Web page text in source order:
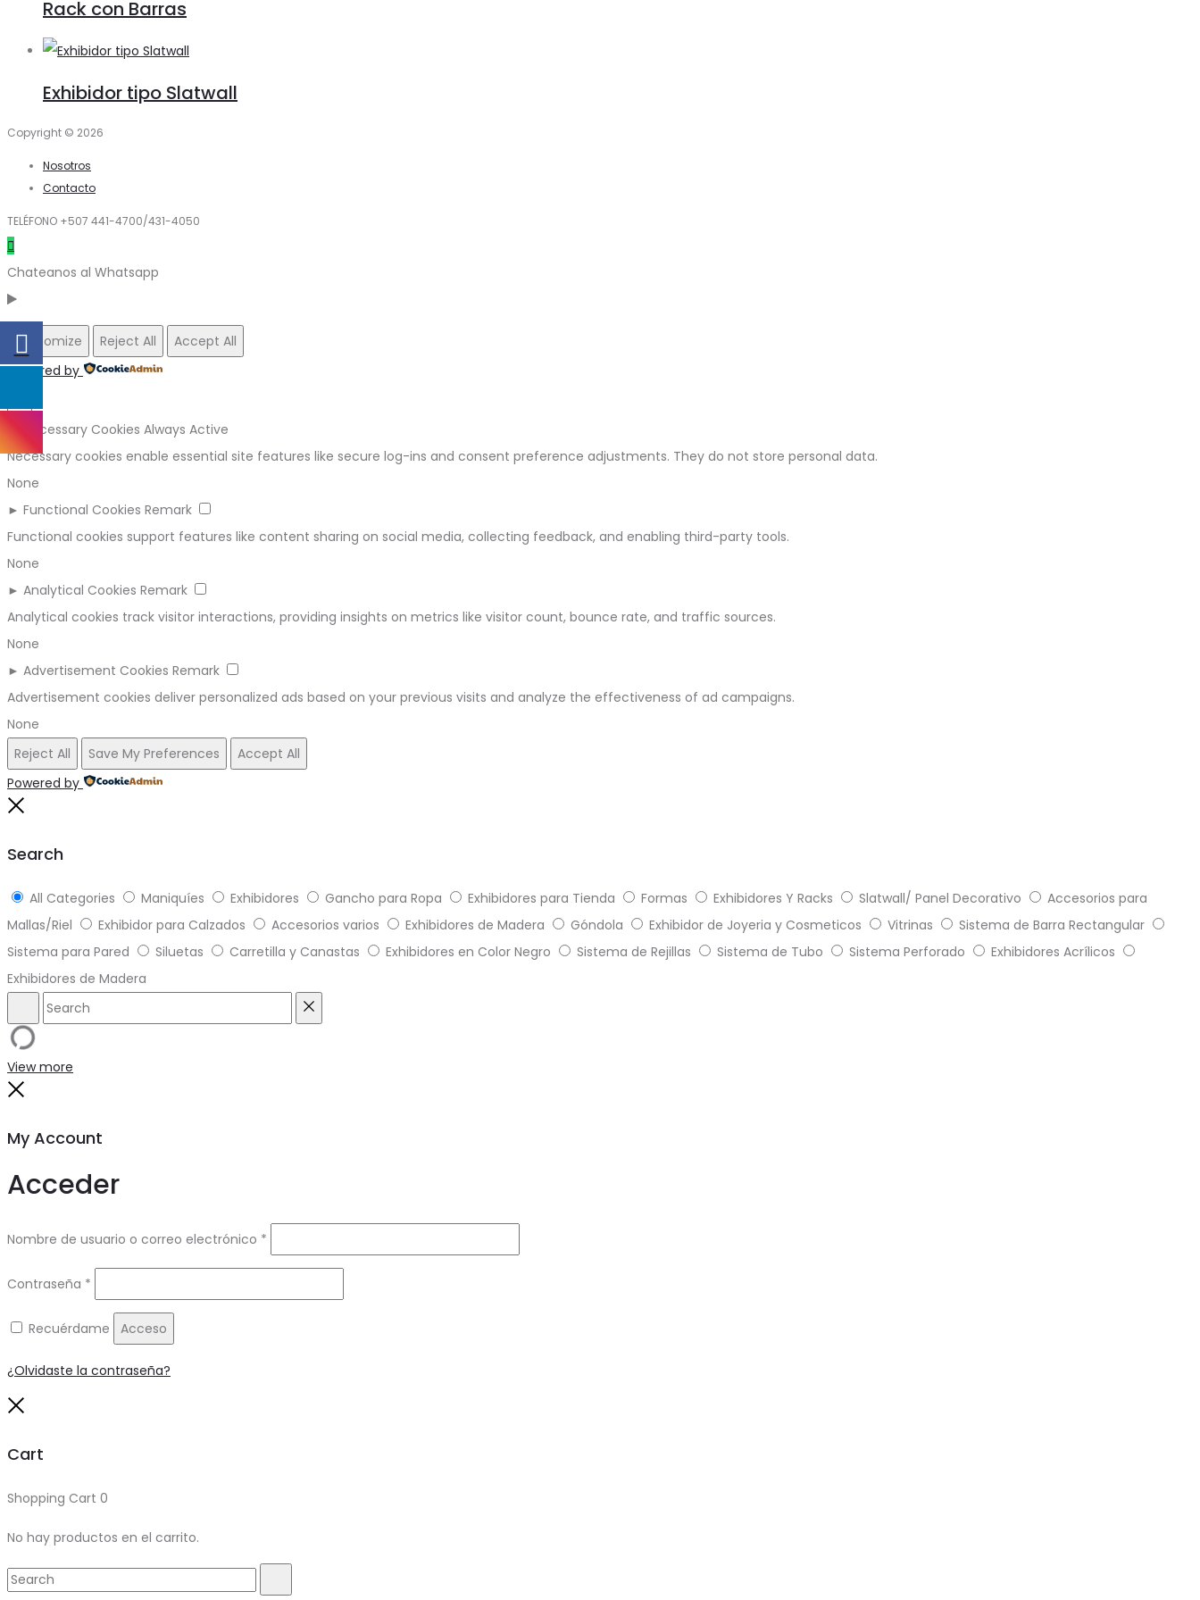
Rack con Barras
Exhibidor tipo Slatwall
Copyright © 2026
Nosotros
Contacto
TELÉFONO +507 441-4700/431-4050
Chateanos al Whatsapp
Customize Reject All
Accept All
Powered by
►
Necessary Cookies Always Active
Necessary cookies enable essential site features like secure log-ins and consent preference adjustments. They do not store personal data.
None
► Functional Cookies Remark
Functional cookies support features like content sharing on social media, collecting feedback, and enabling third-party tools.
None
► Analytical Cookies Remark
Analytical cookies track visitor interactions, providing insights on metrics like visitor count, bounce rate, and traffic sources.
None
► Advertisement Cookies Remark
Advertisement cookies deliver personalized ads based on your previous visits and analyze the effectiveness of ad campaigns.
None
Reject All
Save My Preferences
Accept All
Powered by
Search
All Categories Maniquíes Exhibidores Gancho para Ropa Exhibidores para Tienda Formas Exhibidores Y Racks Slatwall/ Panel Decorativo
Accesorios para
Mallas/Riel
Exhibidor para Calzados Accesorios varios Exhibidores de Madera Góndola Exhibidor de Joyeria y Cosmeticos Vitrinas
Sistema de Barra Rectangular
Sistema para Pared
Siluetas Carretilla y Canastas Exhibidores en Color Negro Sistema de Rejillas Sistema de Tubo Sistema Perforado
Exhibidores Acrílicos
Exhibidores de Madera
Search
View more
My Account
Acceder
Nombre de usuario o correo electrónico *
Contraseña *
Recuérdame Acceso
¿Olvidaste la contraseña?
Cart
Shopping Cart 0
No hay productos en el carrito.
Search